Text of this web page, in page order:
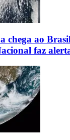
chega ao
faz